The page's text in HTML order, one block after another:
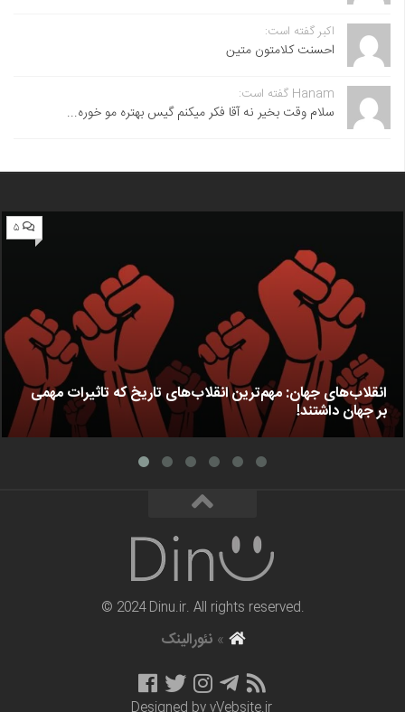
اکبر گفته است:
احسنت ‌کلامتون متین
Hanam گفته است:
سلام وقت بخیر نه آقا فکر میکنم گیس بهتره مو خوره...
۵
انقلاب‌های جهان: مهم‌ترین انقلاب‌های تاریخ که تاثیرات مهمی
بر جهان داشتند!
© 2024 Dinu.ir. All rights reserved.
»نئورالینک